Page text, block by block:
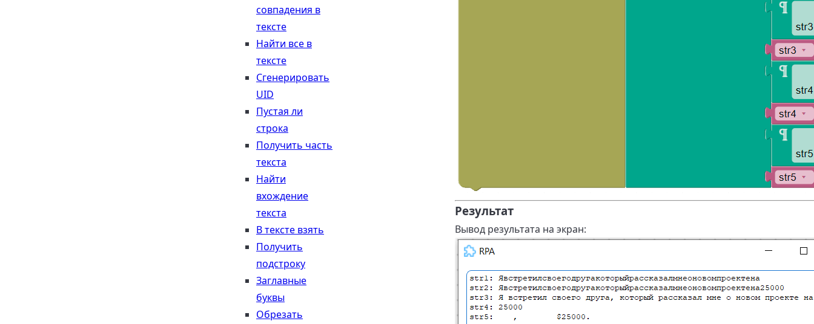
совпадения в
тексте
Найти все в
тексте
Сгенерировать
UID
Пустая ли
строка
Получить часть
текста
Найти
вхождение
текста
В тексте взять
Получить
подстроку
Заглавные
буквы
Обрезать
Результат
Вывод результата на экран: